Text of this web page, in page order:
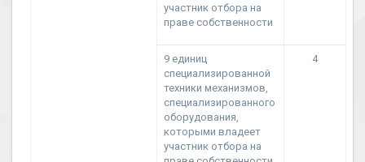
участник отбора на
праве собственности
9 единиц
специализированной
техники механизмов,
специализированного
оборудования,
которыми владеет
участник отбора на
4